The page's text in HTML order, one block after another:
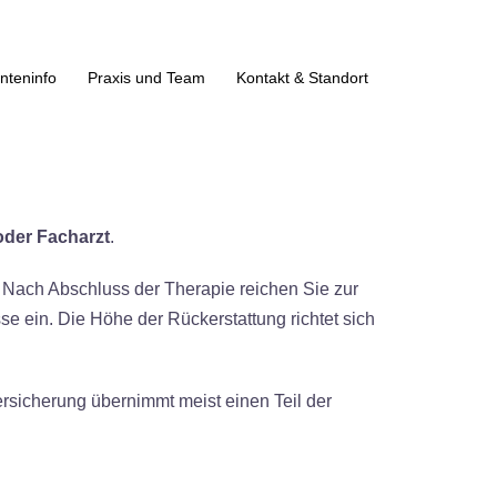
Praxis und Team Kontakt & Standort
Facharzt.
Abschluss der Therapie reichen Sie zur
ein. Die Höhe der Rückerstattung richtet sich
übernimmt meist einen Teil der